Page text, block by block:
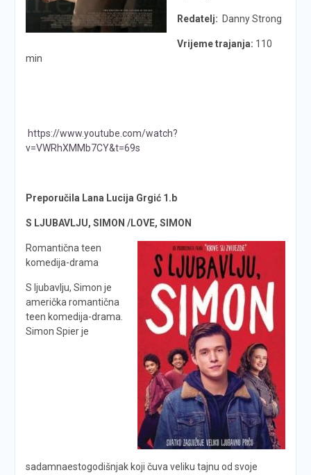
Redatelj: Danny Strong
Vrijeme trajanja: 110
min
https://www.youtube.com/watch?
v=VWRhXMMb7CY&t=69s
Preporučila Lana Lucija Grgić 1.b
S LJUBAVLJU, SIMON /LOVE, SIMON
Romantična teen
komedija-drama
S ljubavlju, Simon je
američka romantična
teen komedija-drama.
Simon Spier je
sadamnaestogodišnjak koji čuva veliku tajnu od svoje